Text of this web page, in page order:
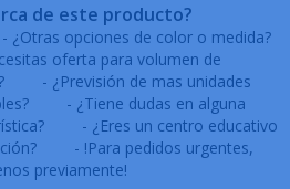
de este producto?
- ¿Otras opciones de color o medida?
oferta para volumen de
- ¿Previsión de mas unidades
- ¿Tiene dudas en alguna
- ¿Eres un centro educativo
- !Para pedidos urgentes,
previamente!